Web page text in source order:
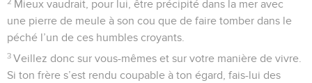
Mieux vaudrait, pour lui, être précipité dans la mer avec
une pierre de meule à son cou que de faire tomber dans le
péché l’un de ces humbles croyants.
3 Veillez donc sur vous-mêmes et sur votre manière de vivre.
Si ton frère s’est rendu coupable à ton égard, fais-lui des